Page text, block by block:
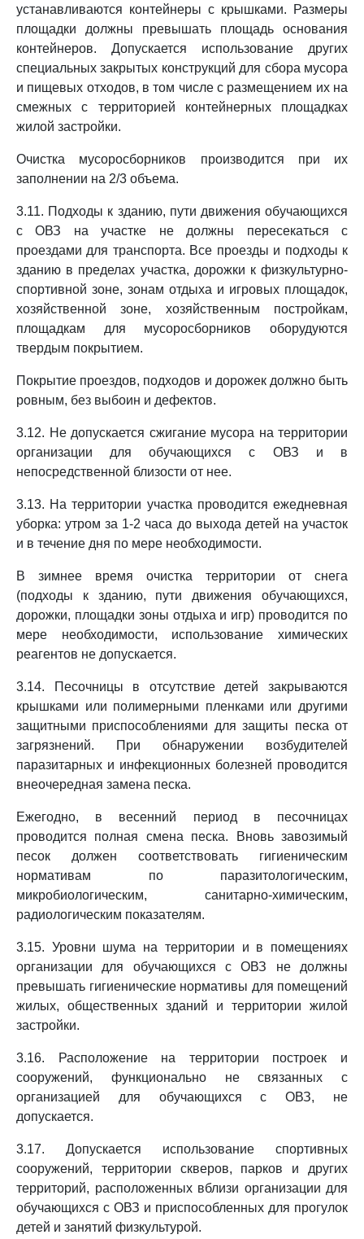
устанавливаются контейнеры с крышками. Размеры
площадки должны превышать площадь основания
контейнеров. Допускается использование других
специальных закрытых конструкций для сбора мусора
и пищевых отходов, в том числе с размещением их на
смежных с территорией контейнерных площадках
жилой застройки.
Очистка мусоросборников производится при их
заполнении на 2/3 объема.
3.11. Подходы к зданию, пути движения обучающихся
с ОВЗ на участке не должны пересекаться с
проездами для транспорта. Все проезды и подходы к
зданию в пределах участка, дорожки к физкультурно-
спортивной зоне, зонам отдыха и игровых площадок,
хозяйственной зоне, хозяйственным постройкам,
площадкам для мусоросборников оборудуются
твердым покрытием.
Покрытие проездов, подходов и дорожек должно быть
ровным, без выбоин и дефектов.
3.12. Не допускается сжигание мусора на территории
организации для обучающихся с ОВЗ и в
непосредственной близости от нее.
3.13. На территории участка проводится ежедневная
уборка: утром за 1-2 часа до выхода детей на участок
и в течение дня по мере необходимости.
В зимнее время очистка территории от снега
(подходы к зданию, пути движения обучающихся,
дорожки, площадки зоны отдыха и игр) проводится по
мере необходимости, использование химических
реагентов не допускается.
3.14. Песочницы в отсутствие детей закрываются
крышками или полимерными пленками или другими
защитными приспособлениями для защиты песка от
загрязнений. При обнаружении возбудителей
паразитарных и инфекционных болезней проводится
внеочередная замена песка.
Ежегодно, в весенний период в песочницах
проводится полная смена песка. Вновь завозимый
песок должен соответствовать гигиеническим
нормативам по паразитологическим,
микробиологическим, санитарно-химическим,
радиологическим показателям.
3.15. Уровни шума на территории и в помещениях
организации для обучающихся с ОВЗ не должны
превышать гигиенические нормативы для помещений
жилых, общественных зданий и территории жилой
застройки.
3.16. Расположение на территории построек и
сооружений, функционально не связанных с
организацией для обучающихся с ОВЗ, не
допускается.
3.17. Допускается использование спортивных
сооружений, территории скверов, парков и других
территорий, расположенных вблизи организации для
обучающихся с ОВЗ и приспособленных для прогулок
детей и занятий физкультурой.